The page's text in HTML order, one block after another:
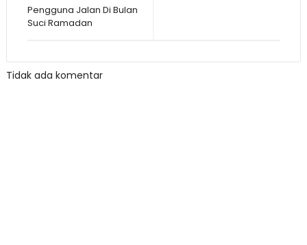
Pengguna Jalan Di Bulan
Suci Ramadan
Tidak ada komentar